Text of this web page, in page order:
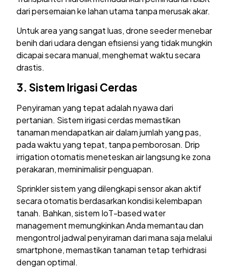
dari persemaian ke lahan utama tanpa merusak akar.
Untuk area yang sangat luas, drone seeder menebar
benih dari udara dengan efisiensi yang tidak mungkin
dicapai secara manual, menghemat waktu secara
drastis.
3. Sistem Irigasi Cerdas
Penyiraman yang tepat adalah nyawa dari
pertanian. Sistem irigasi cerdas memastikan
tanaman mendapatkan air dalam jumlah yang pas,
pada waktu yang tepat, tanpa pemborosan. Drip
irrigation otomatis meneteskan air langsung ke zona
perakaran, meminimalisir penguapan.
Sprinkler sistem yang dilengkapi sensor akan aktif
secara otomatis berdasarkan kondisi kelembapan
tanah. Bahkan, sistem IoT-based water
management memungkinkan Anda memantau dan
mengontrol jadwal penyiraman dari mana saja melalui
smartphone, memastikan tanaman tetap terhidrasi
dengan optimal.